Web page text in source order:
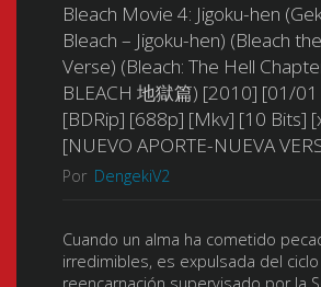
Bleach Movie 4: Jigoku-hen
Bleach – Jigoku-hen) (Bleach
Verse) (Bleach: The Hell
BLEACH 地獄篇) [2010] [01/
[BDRip] [688p] [Mkv] [10 Bits]
[NUEVO APORTE-NUEVA
Por DengekiV2
Cuando un alma ha cometido
irredimibles, es expulsada del